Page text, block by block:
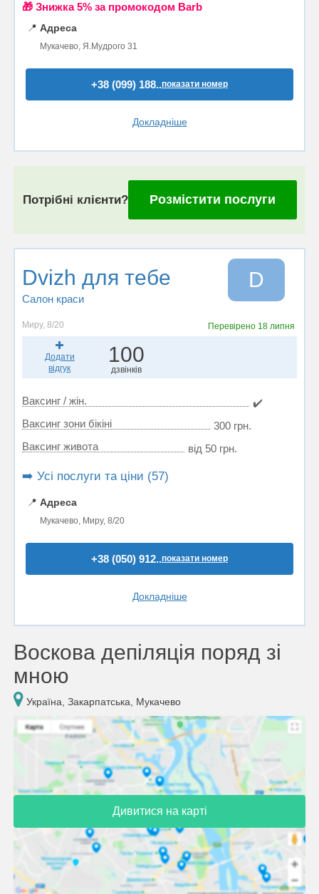
🎁 Знижка 5% за промокодом Barb
📍 Адреса
Мукачево, Я.Мудрого 31
+38 (099) 188..показати номер
Докладніше
Потрібні клієнти? Розмістити послуги
Dvizh для тебе
Салон краси
D
Миру, 8/20 Перевірено 18 липня
Додати
відгук
100
дзвінків
Ваксинг / жін.
✔️
Ваксинг зони бікіні
300 грн.
Ваксинг живота
від 50 грн.
➡️ Усі послуги та ціни (57)
📍 Адреса
Мукачево, Миру, 8/20
+38 (050) 912..показати номер
Докладніше
Воскова депіляція поряд зі
мною
Україна, Закарпатська, Мукачево
Дивитися на карті